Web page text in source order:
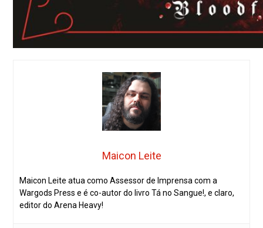
Maicon Leite
Maicon Leite atua como Assessor de Imprensa com a
Wargods Press e é co-autor do livro Tá no Sangue!, e claro,
editor do Arena Heavy!